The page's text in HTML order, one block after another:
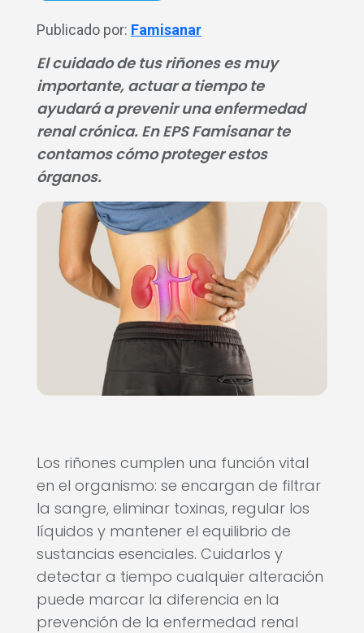
Publicado por: Famisanar
El cuidado de tus riñones es muy
importante, actuar a tiempo te
ayudará a prevenir una enfermedad
renal crónica. En EPS Famisanar te
contamos cómo proteger estos
órganos.
Los riñones cumplen una función vital
en el organismo: se encargan de filtrar
la sangre, eliminar toxinas, regular los
líquidos y mantener el equilibrio de
sustancias esenciales. Cuidarlos y
detectar a tiempo cualquier alteración
puede marcar la diferencia en la
prevención de la enfermedad renal